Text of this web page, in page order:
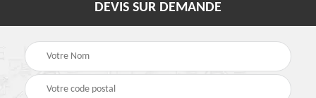
DEVIS SUR DEMANDE